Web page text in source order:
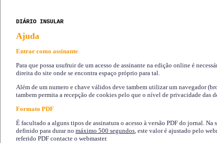
DIÁRIO INSULAR
Ajuda
Entrar como assinante
Para que possa usufruir de um acesso de assinante na edição online é
direita do site onde se encontra espaço próprio para tal.
Além de um numero e chave válidos deve tambem utilizar um navegador
tambem permita a recepção de cookies pelo que o nível de privacidade das
Formato PDF
É facultado a alguns tipos de assinatura o acesso à versão PDF do jornal. Na
definido para durar no máximo 500 segundos, este valor é ajustado pelo
referido PDF contacte o webmaster.